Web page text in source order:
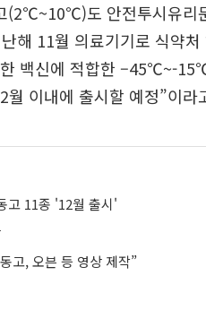
(2℃~10℃)도 안전투시유리
해 11월 의료기기로 식약처
백신에 적합한 –45℃~-
이내에 출시할 예정”이라
고 11종 '12월 출시'
고, 오븐 등 영상 제작”